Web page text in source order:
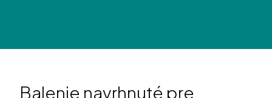
Balenie navrhnuté pre